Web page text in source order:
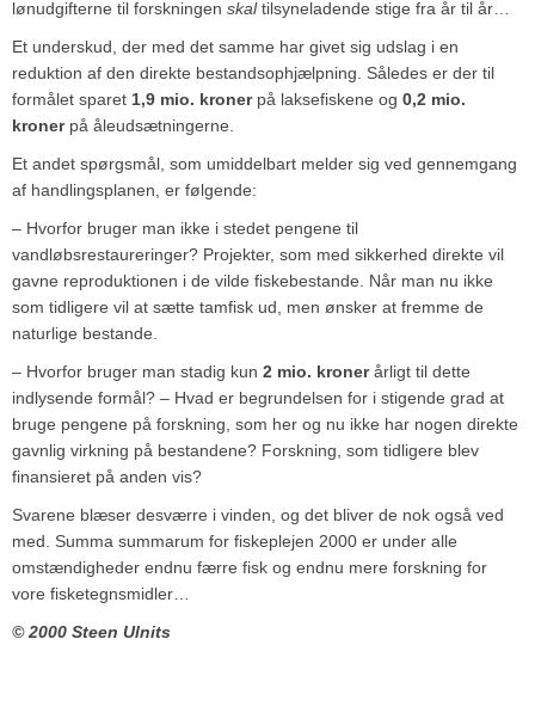
lønudgifterne til forskningen skaltilsyneladende stige fra år til år…
Et underskud, der med det samme har givet sig udslag i en
reduktion af den direkte bestandsophjælpning. Således er der til
formålet sparet 1,9 mio. kronerpå laksefiskene og 0,2 mio.
kronerpå åleudsætningerne.
Et andet spørgsmål, som umiddelbart melder sig ved gennemgang
af handlingsplanen, er følgende:
– Hvorfor bruger man ikke i stedet pengene til
vandløbsrestaureringer? Projekter, som med sikkerhed direkte vil
gavne reproduktionen i de vilde fiskebestande. Når man nu ikke
som tidligere vil at sætte tamfisk ud, men ønsker at fremme de
naturlige bestande.
– Hvorfor bruger man stadig kun 2 mio. kronerårligt til dette
indlysende formål? – Hvad er begrundelsen for i stigende grad at
bruge pengene på forskning, som her og nu ikke har nogen direkte
gavnlig virkning på bestandene? Forskning, som tidligere blev
finansieret på anden vis?
Svarene blæser desværre i vinden, og det bliver de nok også ved
med. Summa summarum for fiskeplejen 2000 er under alle
omstændigheder endnu færre fisk og endnu mere forskning for
vore fisketegnsmidler…
© 2000 Steen Ulnits